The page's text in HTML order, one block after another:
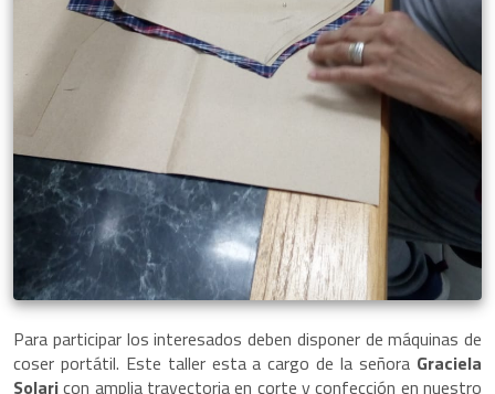
Para participar los interesados deben disponer de máquinas de
coser portátil. Este taller esta a cargo de la señora Graciela
Solaricon amplia trayectoria en corte y confección en nuestro